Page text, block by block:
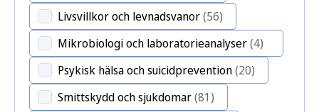
Livsvillkor och levnadsvanor(56)
Mikrobiologi och laboratorieanalyser(4)
Psykisk hälsa och suicidprevention(20)
Smittskydd och sjukdomar(81)